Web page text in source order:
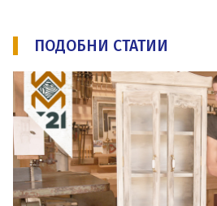
ПОДОБНИ СТАТИИ